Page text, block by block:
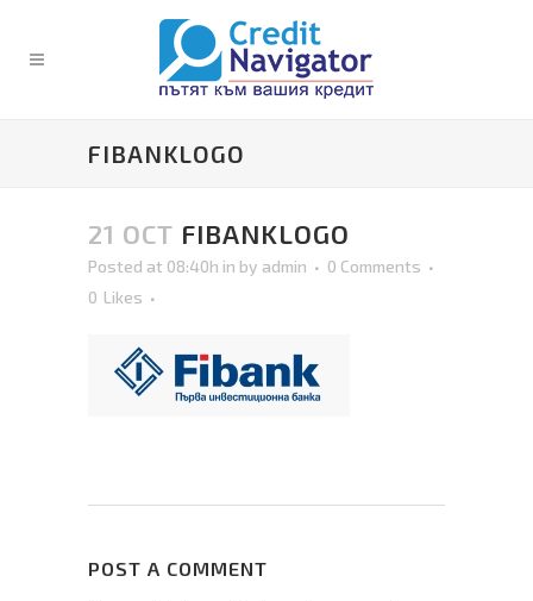
FIBANKLOGO
21 OCT FIBANKLOGO
Posted at 08:40h in by admin
0 Comments
0 Likes
POST A COMMENT